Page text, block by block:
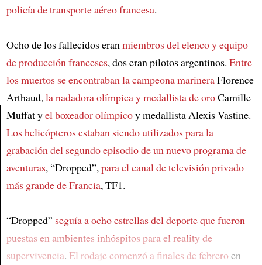
Article
policía de transporte aéreo francesa.
Ocho de los fallecidos eranmiembros del elenco y equipo
de producción franceses, dos eran pilotos argentinos. Entre
los muertos se encontraban la campeona marineraFlorence
Arthaud,la nadadora olímpica y medallista de oroCamille
Muffat yel boxeador olímpicoy medallista Alexis Vastine.
Los helicópteros estaban siendo utilizados parala
grabación del segundo episodio deun nuevo programa de
aventuras, “Dropped”,para el canal de televisión privado
más grande de Francia, TF1.
“Dropped” seguía a ocho estrellas del deporteque fueron
puestas en ambientes inhóspitos para el reality de
supervivencia. El rodaje comenzó a finales de febreroen